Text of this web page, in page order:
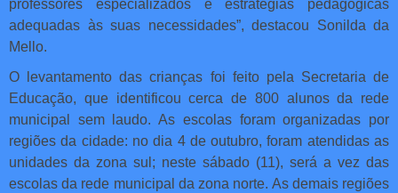
professores especializados e estratégias pedagógicas
adequadas às suas necessidades”, destacou Sonilda da
Mello.
O levantamento das crianças foi feito pela Secretaria de
Educação, que identificou cerca de 800 alunos da rede
municipal sem laudo. As escolas foram organizadas por
regiões da cidade: no dia 4 de outubro, foram atendidas as
unidades da zona sul; neste sábado (11), será a vez das
escolas da rede municipal da zona norte. As demais regiões